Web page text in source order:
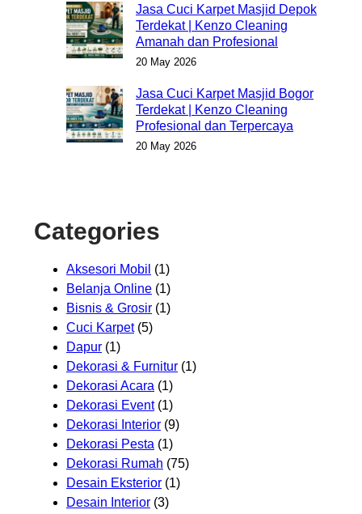
Jasa Cuci Karpet Masjid Depok
Terdekat | Kenzo Cleaning
Amanah dan Profesional
20 May 2026
Jasa Cuci Karpet Masjid Bogor
Terdekat | Kenzo Cleaning
Profesional dan Terpercaya
20 May 2026
Categories
Aksesori Mobil (1)
Belanja Online (1)
Bisnis & Grosir (1)
Cuci Karpet(5)
Dapur (1)
Dekorasi & Furnitur (1)
Dekorasi Acara (1)
Dekorasi Event(1)
Dekorasi Interior (9)
Dekorasi Pesta (1)
Dekorasi Rumah (75)
Desain Eksterior (1)
Desain Interior (3)